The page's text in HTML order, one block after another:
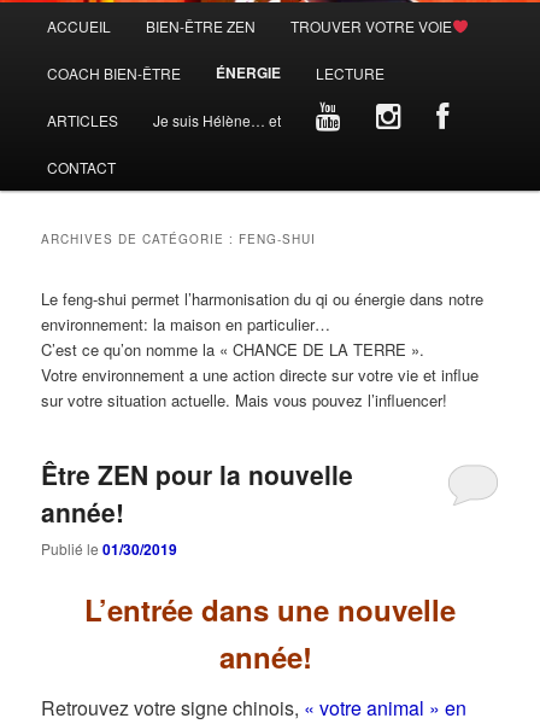
principal
ACCUEIL BIEN-ÊTRE ZEN TROUVER VOTRE VOIE
COACH BIEN-ÊTRE ÉNERGIE LECTURE
ARTICLES Je suis Hélène… et
CONTACT
ARCHIVES DE CATÉGORIE : FENG-SHUI
Le feng-shui permet l’harmonisation du qi ou énergie dans notre
environnement: la maison en particulier…
C’est ce qu’on nomme la « CHANCE DE LA TERRE ».
Votre environnement a une action directe sur votre vie et influe
sur votre situation actuelle. Mais vous pouvez l’influencer!
Être ZEN pour la nouvelle
année!
Publié le01/30/2019
L’entrée dans une nouvelle
année!
Retrouvez votre signe chinois, « votre animal » en